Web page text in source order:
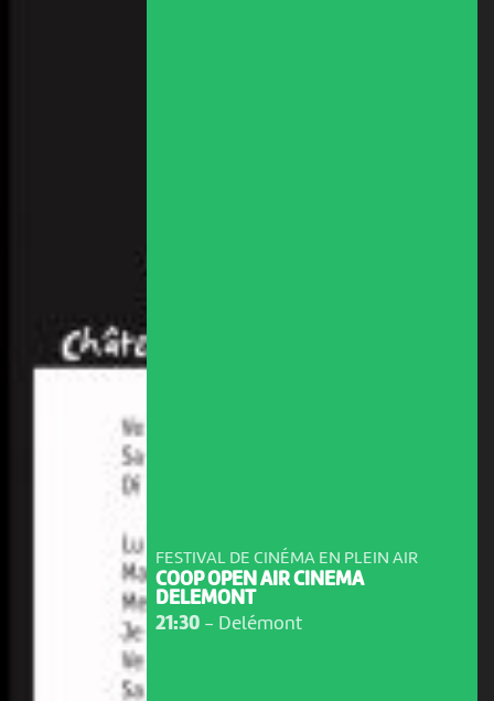
FESTIVAL DE CINÉMA EN PLEIN AIR
COOP OPEN AIR CINEMA
DELEMONT
21:30- Delémont